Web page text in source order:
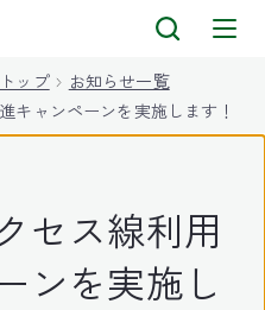
ップ
お知らせ一覧
キャンペーンを実施します！
セス線利用
ンを実施し